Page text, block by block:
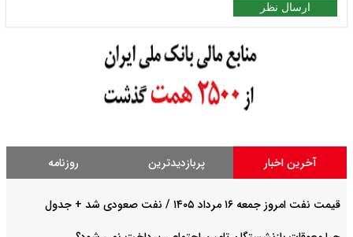
ارسال نظر
آخرین اخبار پربازدیدترین روزنامه
قیمت نفت امروز جمعه ۱۶ مرداد ۱۴۰۵ / نفت صعودی شد + جدول